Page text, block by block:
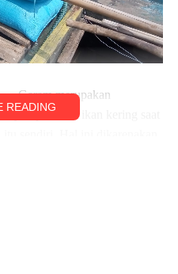
Garam merupakan
pembuat ikan kering saat
drastis hingga mencapai
para nelayan di Kampung
Kecamatan Panimbang kini
harga 320 ribu per karung
READING